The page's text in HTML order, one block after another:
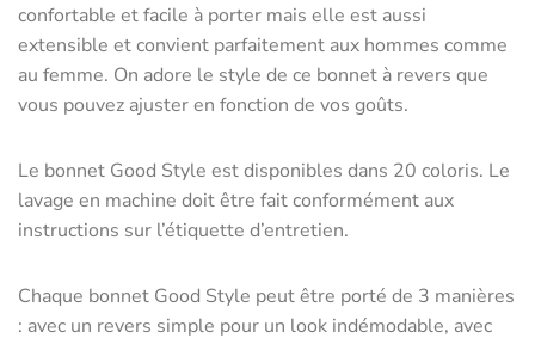
confortable et facile à porter mais elle est aussi
extensible et convient parfaitement aux hommes comme
au femme. On adore le style de ce bonnet à revers que
vous pouvez ajuster en fonction de vos goûts.
Le bonnet Good Style est disponibles dans 20 coloris. Le
lavage en machine doit être fait conformément aux
instructions sur l’étiquette d’entretien.
Chaque bonnet Good Style peut être porté de 3 manières
: avec un revers simple pour un look indémodable, avec